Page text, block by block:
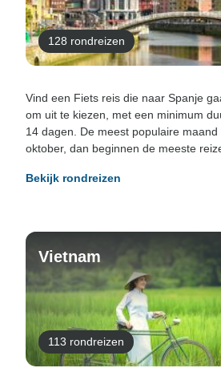
128 rondreizen
Vind een Fiets reis die naar Spanje
om uit te kiezen, met een minimum
14 dagen. De meest populaire
oktober, dan beginnen de meeste
Bekijk rondreizen
Vietnam
113 rondreizen